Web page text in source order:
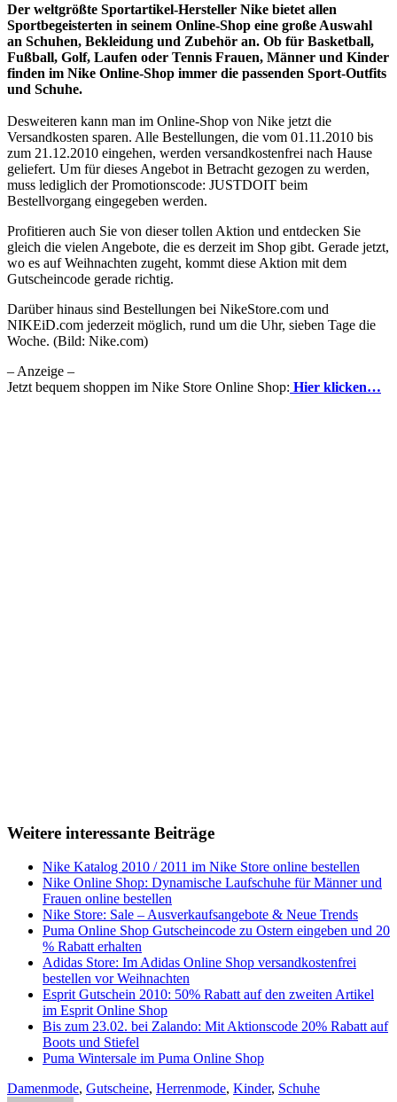
Der weltgrößte Sportartikel-Hersteller Nike bietet allen
Sportbegeisterten in seinem Online-Shop eine große Auswahl
an Schuhen, Bekleidung und Zubehör an. Ob für Basketball,
Fußball, Golf, Laufen oder Tennis Frauen, Männer und Kinder
finden im Nike Online-Shop immer die passenden Sport-Outfits
und Schuhe.
Desweiteren kann man im Online-Shop von Nike jetzt die
Versandkosten sparen. Alle Bestellungen, die vom 01.11.2010 bis
zum 21.12.2010 eingehen, werden versandkostenfrei nach Hause
geliefert. Um für dieses Angebot in Betracht gezogen zu werden,
muss lediglich der Promotionscode: JUSTDOIT beim
Bestellvorgang eingegeben werden.
Profitieren auch Sie von dieser tollen Aktion und entdecken Sie
gleich die vielen Angebote, die es derzeit im Shop gibt. Gerade jetzt,
wo es auf Weihnachten zugeht, kommt diese Aktion mit dem
Gutscheincode gerade richtig.
Darüber hinaus sind Bestellungen bei NikeStore.com und
NIKEiD.com jederzeit möglich, rund um die Uhr, sieben Tage die
Woche. (Bild: Nike.com)
– Anzeige –
Jetzt bequem shoppen im Nike Store Online Shop: Hier klicken…
Weitere interessante Beiträge
Nike Katalog 2010 / 2011 im Nike Store online bestellen
Nike Online Shop: Dynamische Laufschuhe für Männer und
Frauen online bestellen
Nike Store: Sale – Ausverkaufsangebote & Neue Trends
Puma Online Shop Gutscheincode zu Ostern eingeben und 20
% Rabatt erhalten
Adidas Store: Im Adidas Online Shop versandkostenfrei
bestellen vor Weihnachten
Esprit Gutschein 2010: 50% Rabatt auf den zweiten Artikel
im Esprit Online Shop
Bis zum 23.02. bei Zalando: Mit Aktionscode 20% Rabatt auf
Boots und Stiefel
Puma Wintersale im Puma Online Shop
Damenmode, Gutscheine, Herrenmode, Kinder, Schuhe